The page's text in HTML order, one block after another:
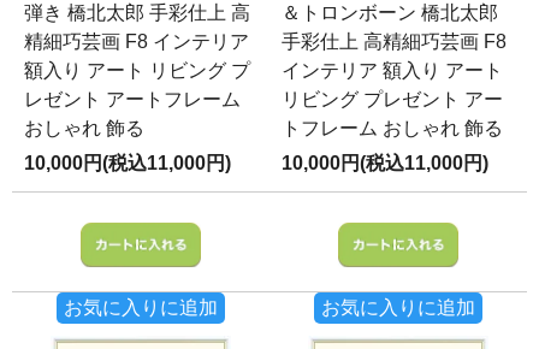
弾き 橋北太郎 手彩仕上 高
精細巧芸画 F8 インテリア
額入り アート リビング プ
レゼント アートフレーム
おしゃれ 飾る
10,000円(税込11,000円)
お気に入りに追加
＆トロンボーン 橋北太郎
手彩仕上 高精細巧芸画 F8
インテリア 額入り アート
リビング プレゼント アー
トフレーム おしゃれ 飾る
10,000円(税込11,000円)
お気に入りに追加